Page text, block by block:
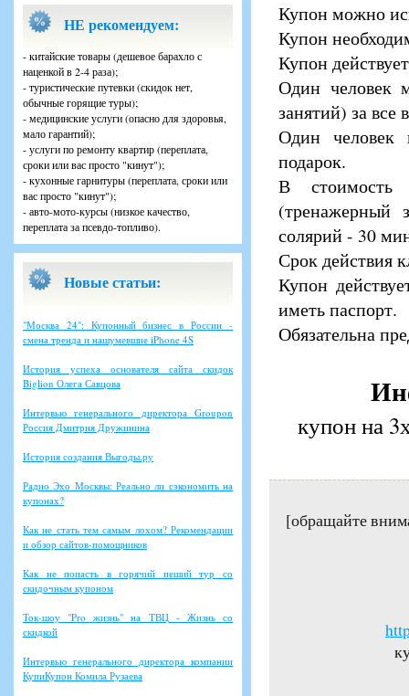
НЕ рекомендуем:
- китайские товары (дешевое барахло с
наценкой в 2-4 раза);
- туристические путевки (скидок нет,
обычные горящие туры);
- медицинские услуги (опасно для здоровья,
мало гарантий);
- услуги по ремонту квартир (переплата,
сроки или вас просто "кинут");
- кухонные гарнитуры (переплата, сроки или
вас просто "кинут");
- авто-мото-курсы (низкое качество,
переплата за псевдо-топливо).
Новые статьи:
"Москва 24": Купонный бизнес в России -
смена тренда и нашумевшие iPhone 4S
История успеха основателя сайта скидок
Biglion Олега Савцова
Интервью генерального директора Groupon
Россия Дмитрия Дружинина
История создания Выгоды.ру
Радио Эхо Москвы: Реально ли сэкономить на
купонах?
Как не стать тем самым лохом? Рекомендации
и обзор сайтов-помощников
Как не попасть в горячий пеший тур со
скидочным купоном
Ток-шоу "Pro жизнь" на ТВЦ - Жизнь со
скидкой
Интервью генерального директора компании
КупиКупон Комила Рузаева
Купон можно
Купон
Купон
Один человек
занятий) за все
Один человек
подарок.
В стоимость
(тренажерный
солярий - 30
Срок действия
Купон
иметь паспорт.
Обязательна
купон на
[обращайте